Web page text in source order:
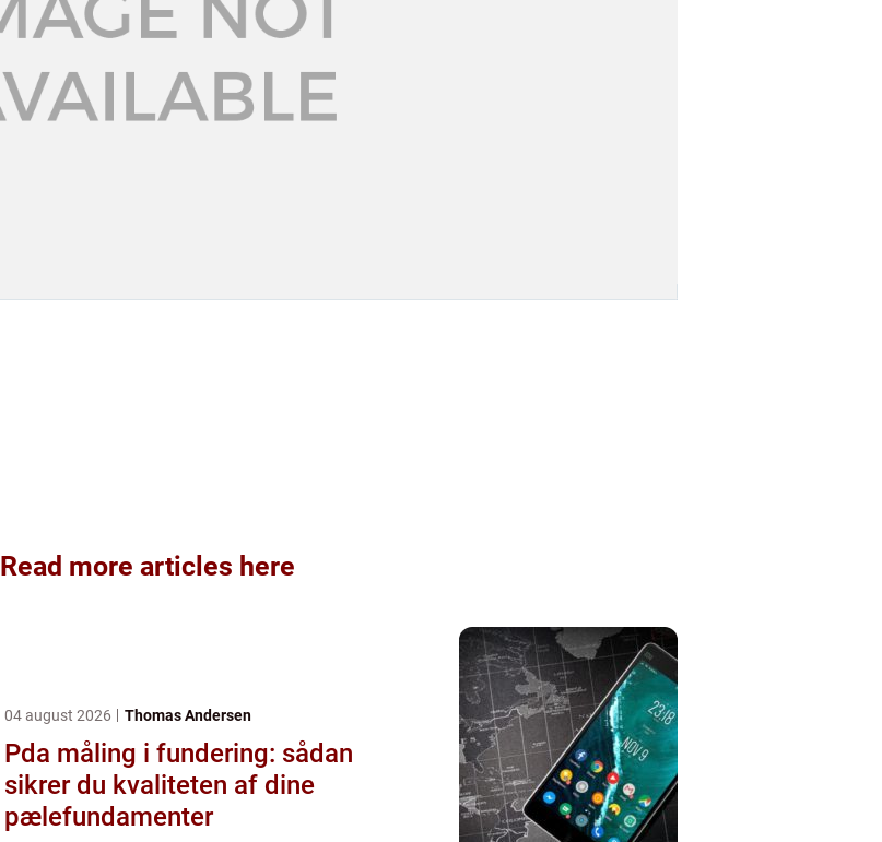
Read more articles here
04 august 2026 Thomas Andersen
Pda måling i fundering: sådan
sikrer du kvaliteten af dine
pælefundamenter